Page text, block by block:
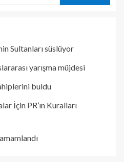
Sultanları süslüyor
yarışma müjdesi
buldu
İçin PR’ın Kuralları